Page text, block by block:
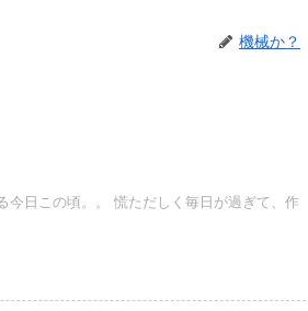
機械か？
今日この頃。。 慌ただしく毎日が過ぎて、作